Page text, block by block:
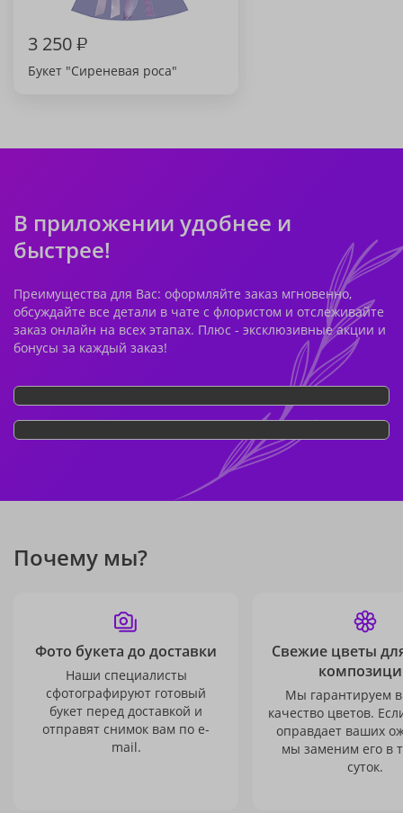
3 250₽
Букет "Сиреневая роса"
В приложении удобнее и
быстрее!
Преимущества для Вас: оформляйте заказ мгновенно,
обсуждайте все детали в чате с флористом и отслеживайте
заказ онлайн на всех этапах. Плюс - эксклюзивные акции и
бонусы за каждый заказ!
Почему мы?
Фото букета до доставки
Наши специалисты
сфотографируют готовый
букет перед доставкой и
отправят снимок вам по e-
mail.
Свежие цветы
Мы гарантируем
качество цветов.
оправдает ваших
мы заменим его в
суток.